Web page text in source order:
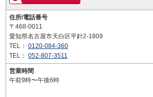
住所/電話番号
〒468-0011
愛知県名古屋市天白区平針2-1809
TEL： 0120-084-360
TEL： 052-807-3511
営業時間
午前9時〜午後6時